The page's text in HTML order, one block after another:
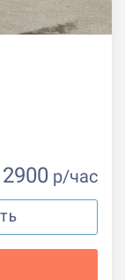
2900 р/час